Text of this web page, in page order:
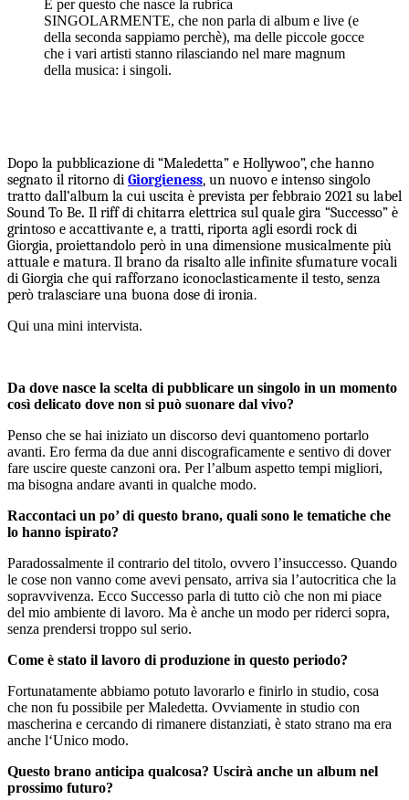
È per questo che nasce la rubrica
SINGOLARMENTE, che non parla di album e live (e
della seconda sappiamo perchè), ma delle piccole gocce
che i vari artisti stanno rilasciando nel mare magnum
della musica: i singoli.
Dopo la pubblicazione di “Maledetta” e Hollywoo”, che hanno
segnato il ritorno di Giorgieness, un nuovo e intenso singolo
tratto dall’album la cui uscita è prevista per febbraio 2021 su label
Sound To Be. Il riff di chitarra elettrica sul quale gira “Successo” è
grintoso e accattivante e, a tratti, riporta agli esordi rock di
Giorgia, proiettandolo però in una dimensione musicalmente più
attuale e matura. Il brano da risalto alle infinite sfumature vocali
di Giorgia che qui rafforzano iconoclasticamente il testo, senza
però tralasciare una buona dose di ironia.
Qui una mini intervista.
Da dove nasce la scelta di pubblicare un singolo in un momento
così delicato dove non si può suonare dal vivo?
Penso che se hai iniziato un discorso devi quantomeno portarlo
avanti. Ero ferma da due anni discograficamente e sentivo di dover
fare uscire queste canzoni ora. Per l’album aspetto tempi migliori,
ma bisogna andare avanti in qualche modo.
Raccontaci un po’ di questo brano, quali sono le tematiche che
lo hanno ispirato?
Paradossalmente il contrario del titolo, ovvero l’insuccesso. Quando
le cose non vanno come avevi pensato, arriva sia l’autocritica che la
sopravvivenza. Ecco Successo parla di tutto ciò che non mi piace
del mio ambiente di lavoro. Ma è anche un modo per riderci sopra,
senza prendersi troppo sul serio.
Come è stato il lavoro di produzione in questo periodo?
Fortunatamente abbiamo potuto lavorarlo e finirlo in studio, cosa
che non fu possibile per Maledetta. Ovviamente in studio con
mascherina e cercando di rimanere distanziati, è stato strano ma era
anche l‘Unico modo.
Questo brano anticipa qualcosa? Uscirà anche un album nel
prossimo futuro?